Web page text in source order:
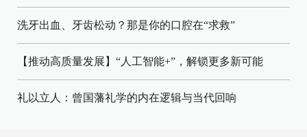
洗牙出血、牙齿松动？那是你的口腔在“求救”
【推动高质量发展】“人工智能+”，解锁更多新可能
礼以立人：曾国藩礼学的内在逻辑与当代回响